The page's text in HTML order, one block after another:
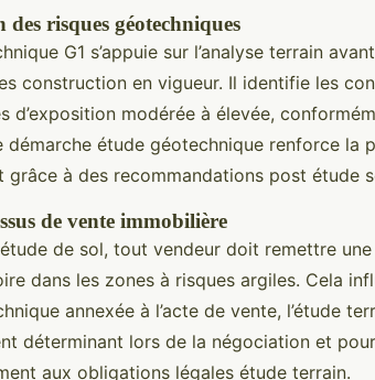
des risques géotechniques
G1 s’appuie sur l’analyse terrain
construction en vigueur. Il identifie les
d’exposition modérée à élevée,
démarche étude géotechnique renforce la
grâce à des recommandations post étude
de vente immobilière
de sol, tout vendeur doit remettre une
dans les zones à risques argiles. Cela
annexée à l’acte de vente, l’étude
déterminant lors de la négociation et
aux obligations légales étude terrain.